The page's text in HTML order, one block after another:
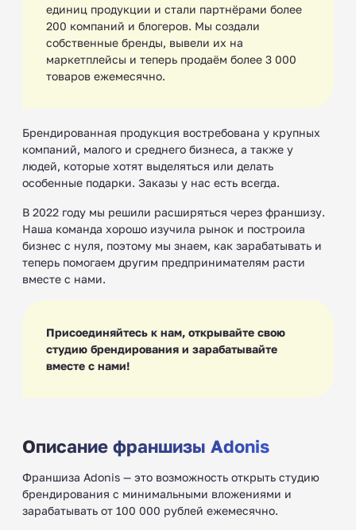
единиц продукции и стали партнёрами более
200 компаний и блогеров. Мы создали
собственные бренды, вывели их на
маркетплейсы и теперь продаём более 3 000
товаров ежемесячно.
Брендированная продукция востребована у крупных
компаний, малого и среднего бизнеса, а также у
людей, которые хотят выделяться или делать
особенные подарки. Заказы у нас есть всегда.
В 2022 году мы решили расширяться через франшизу.
Наша команда хорошо изучила рынок и построила
бизнес с нуля, поэтому мы знаем, как зарабатывать и
теперь помогаем другим предпринимателям расти
вместе с нами.
Присоединяйтесь к нам, открывайте свою
студию брендирования и зарабатывайте
вместе с нами!
Описание франшизы Adonis
Франшиза Adonis — это возможность открыть студию
брендирования с минимальными вложениями и
зарабатывать от 100 000 рублей ежемесячно.